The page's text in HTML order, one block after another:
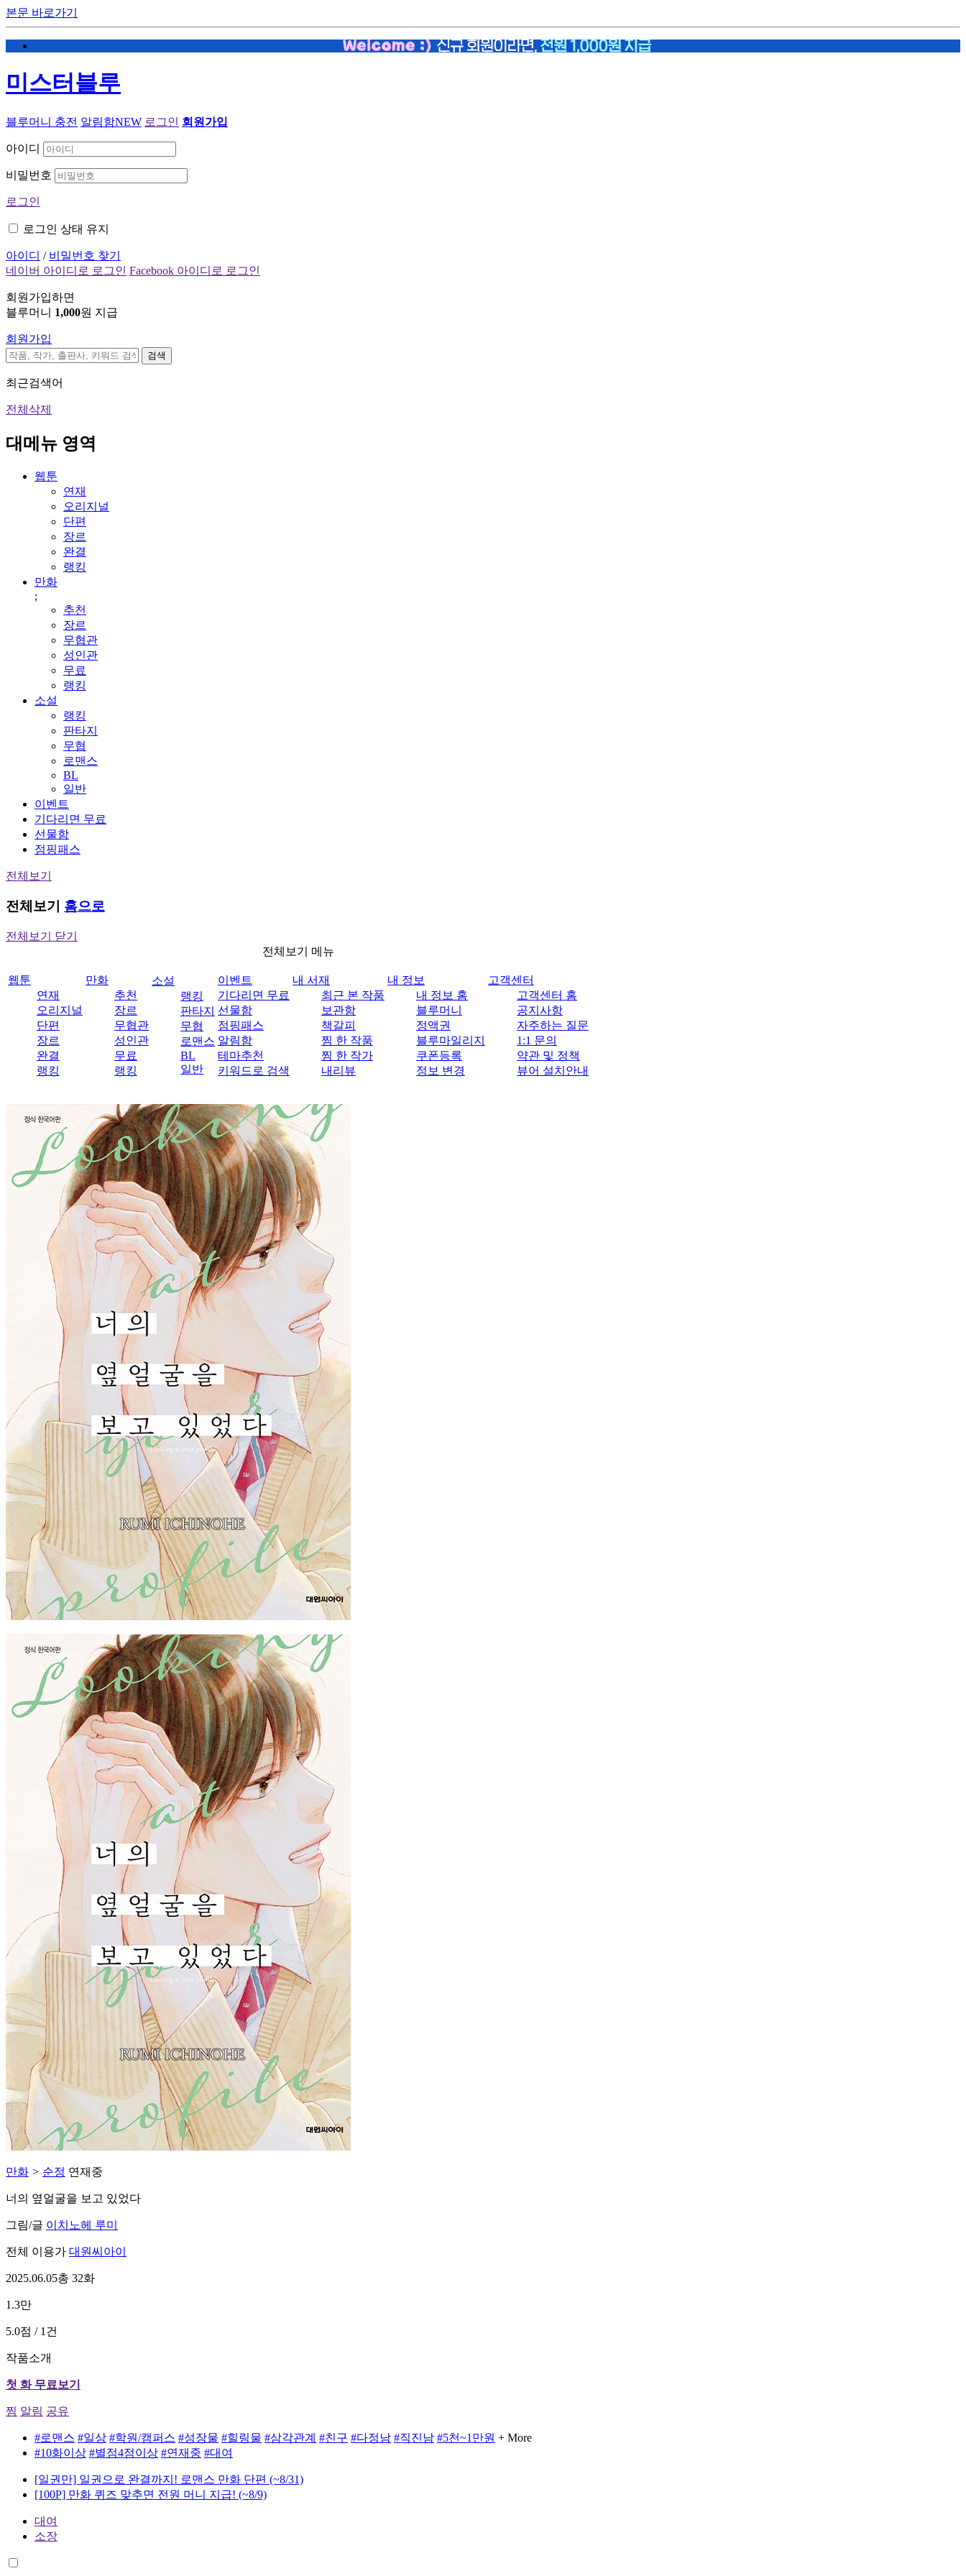
본문 바로가기
미스터블루
블루머니 충전 알림함NEW 로그인 회원가입
아이디
비밀번호
로그인
로그인 상태 유지
아이디 / 비밀번호 찾기
네이버 아이디로 로그인 Facebook 아이디로 로그인
회원가입하면
블루머니 1,000원 지급
회원가입
검색
최근검색어
전체삭제
대메뉴 영역
웹툰
연재
오리지널
단편
장르
완결
랭킹
만화
;
추천
장르
무협관
성인관
무료
랭킹
소설
랭킹
판타지
무협
로맨스
BL
일반
이벤트
기다리면 무료
선물함
점핑패스
전체보기
전체보기 홈으로
전체보기 닫기
전체보기 메뉴
웹툰
연재
오리지널
단편
장르
완결
랭킹
만화
추천
장르
무협관
성인관
무료
랭킹
소설
랭킹
판타지
무협
로맨스
BL
일반
이벤트
기다리면 무료
선물함
점핑패스
알림함
테마추천
키워드로 검색
내 서재
최근 본 작품
보관함
책갈피
찜 한 작품
찜 한 작가
내리뷰
내 정보
내 정보 홈
블루머니
정액권
블루마일리지
쿠폰등록
정보 변경
고객센터
고객센터 홈
공지사항
자주하는 질문
1:1 문의
약관 및 정책
뷰어 설치안내
만화 > 순정 연재중
너의 옆얼굴을 보고 있었다
그림/글 이치노헤 루미
전체 이용가 대원씨아이
2025.06.05총 32화
1.3만
5.0점 / 1건
작품소개
첫 화 무료보기
찜 알림 공유
#로맨스 #일상 #학원/캠퍼스 #성장물 #힐링물 #삼각관계 #친구 #다정남 #직진남 #5천~1만원 + More
#10화이상 #별점4점이상 #연재중 #대여
[일권만] 일권으로 완결까지! 로맨스 만화 단편 (~8/31)
[100P] 만화 퀴즈 맞추면 전원 머니 지급! (~8/9)
대여
소장